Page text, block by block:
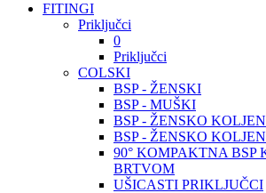
FITINGI
Priključci
0
Priključci
COLSKI
BSP - ŽENSKI
BSP - MUŠKI
BSP - ŽENSKO
BSP - ŽENSKO
90° KOMPAKTNA BSP
BRTVOM
UŠICASTI PRIKLJUČCI